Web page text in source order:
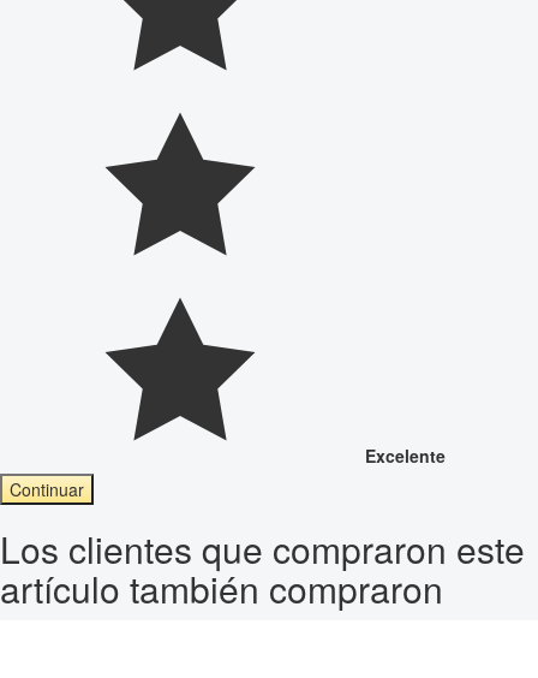
Excelente
Continuar
Los clientes que compraron este
artículo también compraron